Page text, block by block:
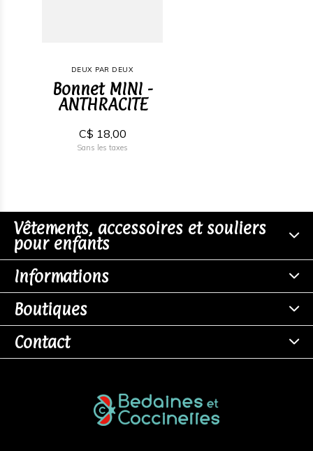
DEUX PAR DEUX
Bonnet MINI -
ANTHRACITE
C$ 18,00
Sans les taxes
Vêtements, accessoires et souliers
pour enfants
Informations
Boutiques
Contact